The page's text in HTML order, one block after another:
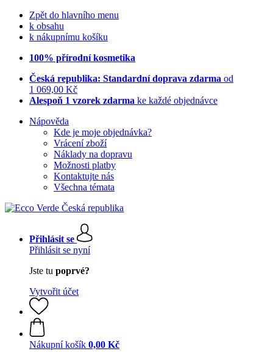
Zpět do hlavního menu
k obsahu
k nákupnímu košíku
100% přírodní kosmetika
Česká republika: Standardní doprava zdarma od
1 069,00 Kč
Alespoň 1 vzorek zdarma ke každé objednávce
Nápověda
Kde je moje objednávka?
Vrácení zboží
Náklady na dopravu
Možnosti platby
Kontaktujte nás
Všechna témata
Přihlásit se
Přihlásit se nyní
Jste tu poprvé?
Vytvořit účet
Nákupní košík 0,00 Kč